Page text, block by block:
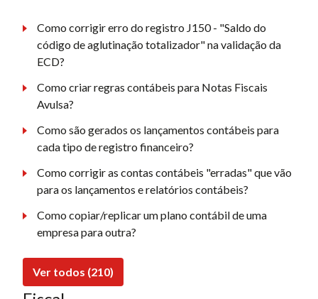
Como corrigir erro do registro J150 - "Saldo do
código de aglutinação totalizador" na validação da
ECD?
Como criar regras contábeis para Notas Fiscais
Avulsa?
Como são gerados os lançamentos contábeis para
cada tipo de registro financeiro?
Como corrigir as contas contábeis "erradas" que vão
para os lançamentos e relatórios contábeis?
Como copiar/replicar um plano contábil de uma
empresa para outra?
Ver todos (210)